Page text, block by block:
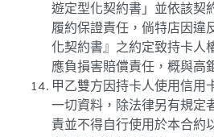
遊定型化契約書」並依該契
履約保證責任，倘特店因違
化契約書』之約定致持卡人
應負損害賠償責任，概與高
甲乙雙方因持卡人使用信用
一切資料，除法律另有規定
責並不得自行使用於本合約